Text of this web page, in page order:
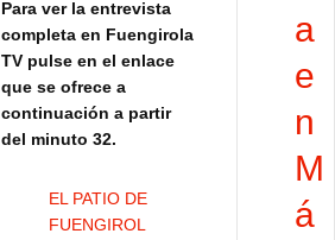
Para ver la entrevista
completa en Fuengirola
TV pulse en el enlace
que se ofrece a
continuación a partir
del minuto 32.
EL PATIO DE
FUENGIROL
a
e
n
M
á